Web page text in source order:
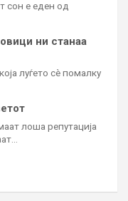
сон е еден од
ни станаа
луѓето сè помалку
лоша репутација